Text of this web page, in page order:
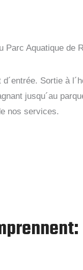
Parc Aquatique de
Sortie à
jusqu´au
nos services.